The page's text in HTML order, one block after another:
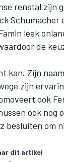
renstal zijn
Schumacher
leek
de
kan. Zijn
zijn
ook
ook nog
besluiten om
dit artikel